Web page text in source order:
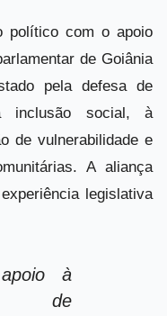
político com o apoio
de Goiânia
pela defesa de
inclusão social, à
de vulnerabilidade e
A aliança
legislativa
à
de